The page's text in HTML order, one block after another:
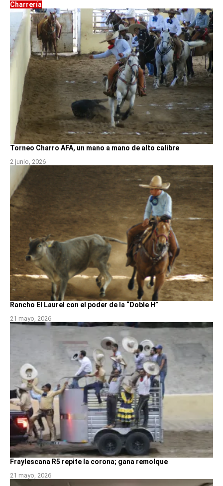
Charrería
Torneo Charro AFA, un mano a mano de alto calibre
2 junio, 2026
Rancho El Laurel con el poder de la “Doble H”
21 mayo, 2026
Fraylescana R5 repite la corona; gana remolque
21 mayo, 2026